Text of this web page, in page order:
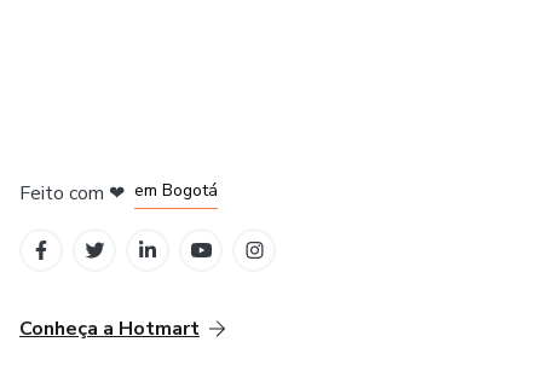
Feito com ❤ em Bogotá
Conheça a Hotmart